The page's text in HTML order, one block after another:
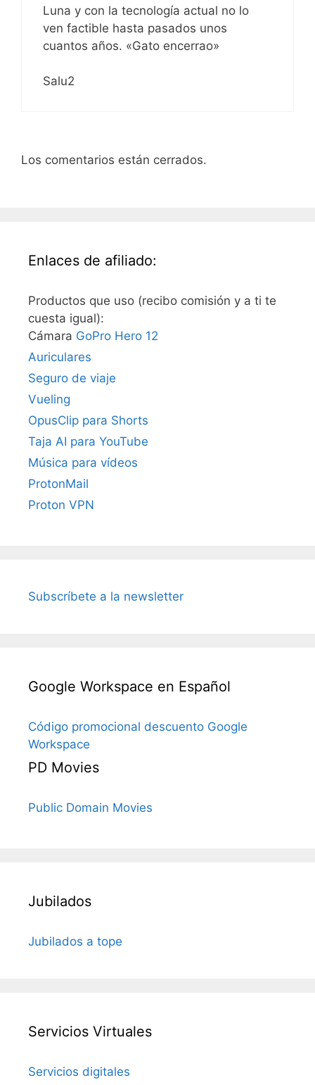
Luna y con la tecnología actual no lo
ven factible hasta pasados unos
cuantos años. «Gato encerrao»
Salu2
Los comentarios están cerrados.
Enlaces de afiliado:
Productos que uso (recibo comisión y a ti te
cuesta igual):
Cámara GoPro Hero 12
Auriculares
Seguro de viaje
Vueling
OpusClip para Shorts
Taja AI para YouTube
Música para vídeos
ProtonMail
Proton VPN
Subscríbete a la newsletter
Google Workspace en Español
Código promocional descuento Google
Workspace
PD Movies
Public Domain Movies
Jubilados
Jubilados a tope
Servicios Virtuales
Servicios digitales